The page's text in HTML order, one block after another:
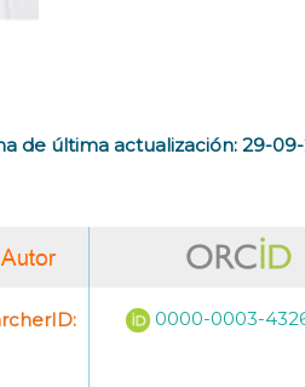
de última actualización: 29-09-
0000-0003-